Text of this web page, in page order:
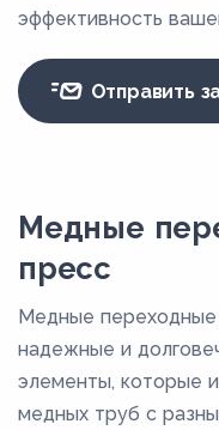
эффективность
Отправить
Медные
пресс
Медные
надежные и
элементы, которые
медных труб с